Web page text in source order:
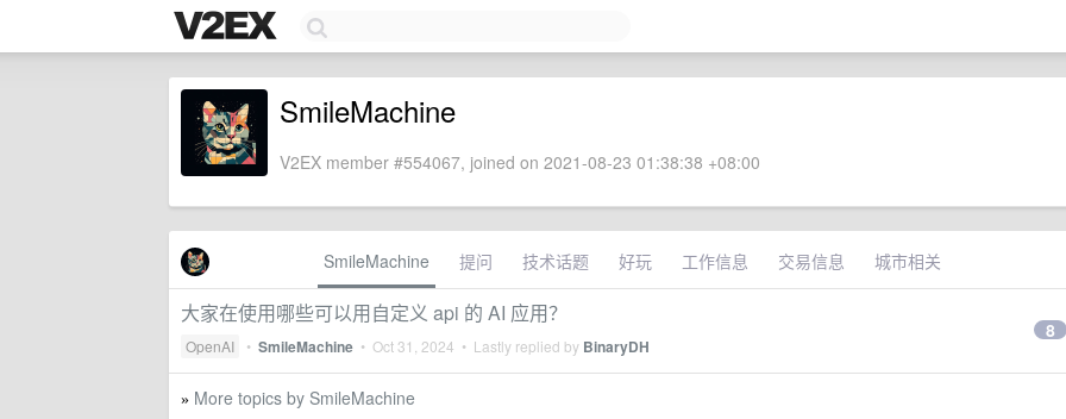
SmileMachine
V2EX member #554067, joined on 2021-08-23 01:38:38 +08:00
SmileMachine 提问 技术话题 好玩 工作信息 交易信息 城市相关
大家在使用哪些可以用自定义 api 的 AI 应用？
OpenAI • SmileMachine • Oct 31, 2024 • Lastly replied by BinaryDH
8
» More topics by SmileMachine